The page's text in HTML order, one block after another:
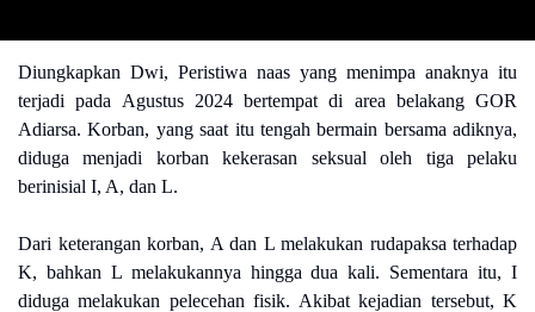
Diungkapkan Dwi, Peristiwa naas yang menimpa anaknya itu
terjadi pada Agustus 2024 bertempat di area belakang GOR
Adiarsa. Korban, yang saat itu tengah bermain bersama adiknya,
diduga menjadi korban kekerasan seksual oleh tiga pelaku
berinisial I, A, dan L.
Dari keterangan korban, A dan L melakukan rudapaksa terhadap
K, bahkan L melakukannya hingga dua kali. Sementara itu, I
diduga melakukan pelecehan fisik. Akibat kejadian tersebut, K